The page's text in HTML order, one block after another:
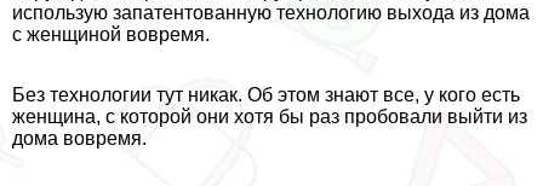
использую запатентованную технологию выхода из дома
с женщиной вовремя.
Без технологии тут никак. Об этом знают все, у кого есть
женщина, с которой они хотя бы раз пробовали выйти из
дома вовремя.